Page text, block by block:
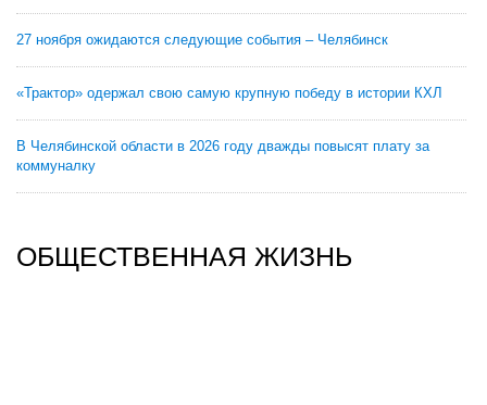
27 ноября ожидаются следующие события – Челябинск
«Трактор» одержал свою самую крупную победу в истории КХЛ
В Челябинской области в 2026 году дважды повысят плату за
коммуналку
ОБЩЕСТВЕННАЯ ЖИЗНЬ